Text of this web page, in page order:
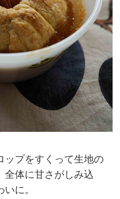
ップをすくって生地の
全体に甘さがしみ込
に。